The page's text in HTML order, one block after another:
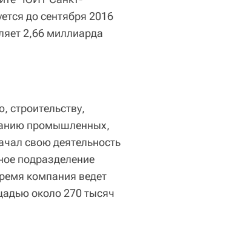
до сентября 2016
2,66 миллиарда
строительству,
промышленных,
свою деятельность
подразделение
компания ведет
около 270 тысяч